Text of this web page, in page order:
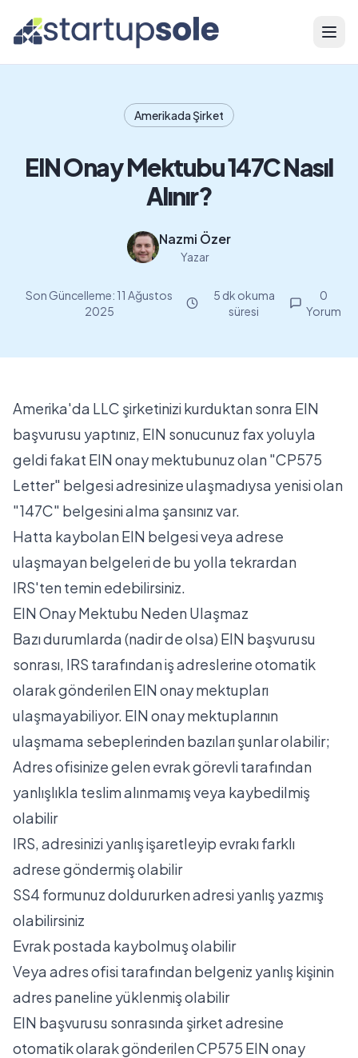
Amerikada Şirket
EIN Onay Mektubu 147C Nasıl
Alınır?
Nazmi Özer
Yazar
Son Güncelleme: 11 Ağustos
2025
5 dk okuma
süresi
0
Yorum
Amerika'da LLC şirketinizi kurduktan sonra EIN
başvurusu yaptınız, EIN sonucunuz fax yoluyla
geldi fakat EIN onay mektubunuz olan "CP575
Letter" belgesi adresinize ulaşmadıysa yenisi olan
"147C" belgesini alma şansınız var.
Hatta kaybolan EIN belgesi veya adrese
ulaşmayan belgeleri de bu yolla tekrardan
IRS'ten temin edebilirsiniz.
EIN Onay Mektubu Neden Ulaşmaz
Bazı durumlarda (nadir de olsa) EIN başvurusu
sonrası, IRS tarafından iş adreslerine otomatik
olarak gönderilen EIN onay mektupları
ulaşmayabiliyor. EIN onay mektuplarının
ulaşmama sebeplerinden bazıları şunlar olabilir;
Adres ofisinize gelen evrak görevli tarafından
yanlışlıkla teslim alınmamış veya kaybedilmiş
olabilir
IRS, adresinizi yanlış işaretleyip evrakı farklı
adrese göndermiş olabilir
SS4 formunuz doldururken adresi yanlış yazmış
olabilirsiniz
Evrak postada kaybolmuş olabilir
Veya adres ofisi tarafından belgeniz yanlış kişinin
adres paneline yüklenmiş olabilir
EIN başvurusu sonrasında şirket adresine
otomatik olarak gönderilen CP575 EIN onay